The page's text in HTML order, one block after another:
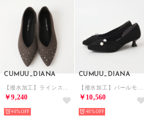
CUMUU_DIANA
￥9,240
40%
CUMUU_DIANA
￥10,560
40%